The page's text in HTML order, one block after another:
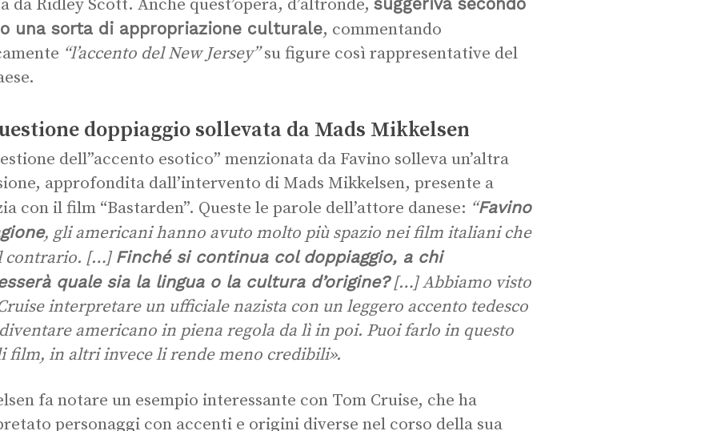
da Ridley Scott. Anche quest’opera, d’altronde,
una sorta di appropriazione culturale, commentando
“l’accento del New Jersey”su figure così rappresentative del
doppiaggio sollevata da Mads Mikkelsen
dell”accento esotico” menzionata da Favino solleva un’altra
approfondita dall’intervento di Mads Mikkelsen, presente a
con il film “Bastarden”. Queste le parole dell’attore danese: “Favino
, gli americani hanno avuto molto più spazio nei film italiani che
contrario. […] Finché si continua col doppiaggio, a chi
quale sia la lingua o la cultura d’origine?[…] Abbiamo visto
interpretare un ufficiale nazista con un leggero accento tedesco
americano in piena regola da lì in poi. Puoi farlo in questo
film, in altri invece li rende meno credibili».
fa notare un esempio interessante con Tom Cruise, che ha
personaggi con accenti e origini diverse nel corso della sua